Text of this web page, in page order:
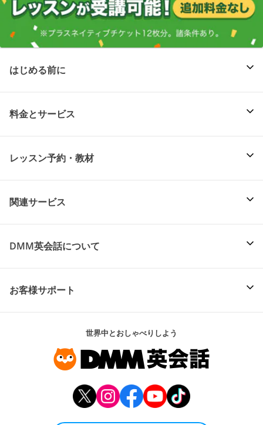
はじめる前に
料金とサービス
レッスン予約・教材
関連サービス
DMM英会話について
お客様サポート
世界中とおしゃべりしよう